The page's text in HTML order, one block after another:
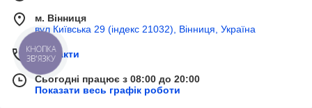
м. Вінниця
вул Київська 29 (індекс 21032), Вінниця, Україна
Контакти
Сьогодні працює з 08:00 до 20:00
Показати весь графік роботи
КНОПКА
ЗВ'ЯЗКУ